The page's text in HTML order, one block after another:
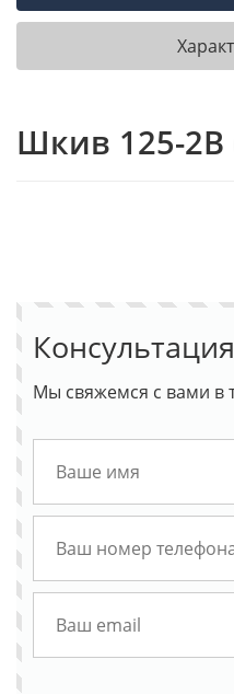
Шкив 125-2В
Мы свяжемся с вами в